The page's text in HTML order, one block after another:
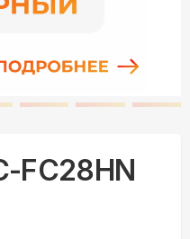
FC28HN